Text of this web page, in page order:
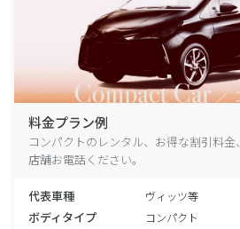
料金プラン例
コンパクトのレンタル、お得な割引料
店舗お電話ください。
代表車種 ヴィッツ等
ボディタイプ コンパクト